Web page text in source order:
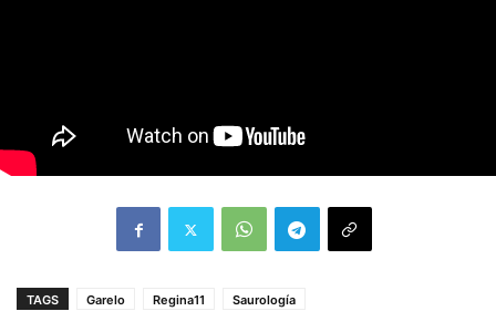
TAGS Garelo Regina11 Saurología